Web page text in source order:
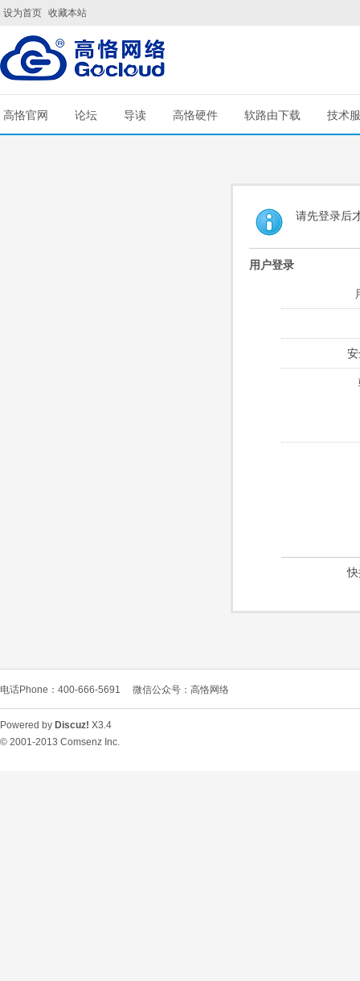
设为首页 收藏本站
高恪官网 论坛 导读 高恪硬件 软路由下载 技术
请先登录后
用户登录
电话Phone：400-666-5691 微信公众号：高恪网络
Powered by Discuz! X3.4
© 2001-2013 Comsenz Inc.